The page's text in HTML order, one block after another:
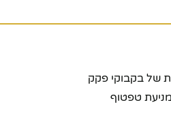
של בקבוקי פקק
טפטוף